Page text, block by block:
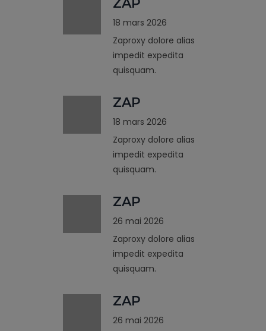
18 mars 2026
Zaproxy dolore alias
impedit expedita
quisquam.
ZAP
18 mars 2026
Zaproxy dolore alias
impedit expedita
quisquam.
ZAP
26 mai 2026
Zaproxy dolore alias
impedit expedita
quisquam.
ZAP
26 mai 2026